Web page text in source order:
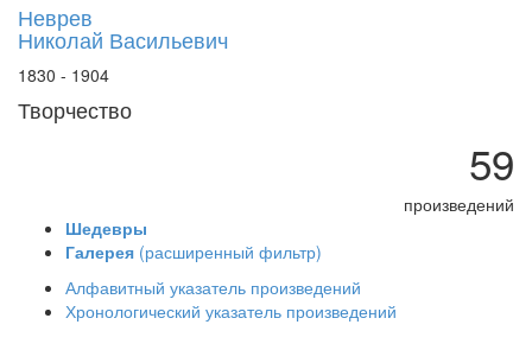
Неврев
Николай Васильевич
1830 - 1904
Творчество
59
произведений
Шедевры
Галерея (расширенный фильтр)
Алфавитный указатель произведений
Хронологический указатель произведений